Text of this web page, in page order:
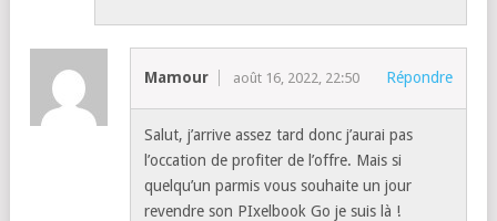
Mamour août 16, 2022, 22:50 Répondre
Salut, j’arrive assez tard donc j’aurai pas
l’occation de profiter de l’offre. Mais si
quelqu’un parmis vous souhaite un jour
revendre son PIxelbook Go je suis là !